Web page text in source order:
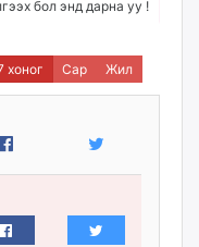
Дүүгээ гараад
хугацаа
салбарын 100
бол энд дарна уу !
хоног Сар Жил